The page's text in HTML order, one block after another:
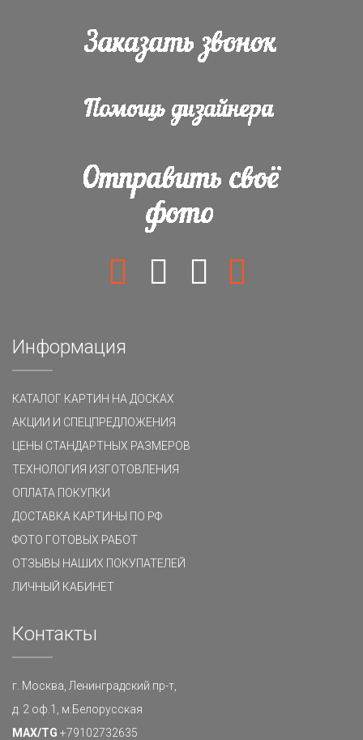
Информация
КАТАЛОГ КАРТИН НА ДОСКАХ
АКЦИИ И СПЕЦПРЕДЛОЖЕНИЯ
ЦЕНЫ СТАНДАРТНЫХ РАЗМЕРОВ
ТЕХНОЛОГИЯ ИЗГОТОВЛЕНИЯ
ОПЛАТА ПОКУПКИ
ДОСТАВКА КАРТИНЫ ПО РФ
ФОТО ГОТОВЫХ РАБОТ
ОТЗЫВЫ НАШИХ ПОКУПАТЕЛЕЙ
ЛИЧНЫЙ КАБИНЕТ
Контакты
г. Москва, Ленинградский пр-т,
д. 2 оф.1, м.Белорусская
MAX/TG +79102732635